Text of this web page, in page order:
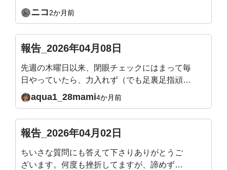
感覚がわかるようになってきて嬉しいです。来
月のテーマもすごく楽しみです！
ニコ2か月前
報告_2026年04月08日
先週の木曜日以来、閉眼チェックにはまって毎
日やっていたら、力入れず（でも足裏足指頑張
る）立てるようになりました。頭の位置は？ス
ウェイバックになってない？とか確認しなが
始めて、ライブレッスンの度にカラダの気づき
があり、体力もついてきて嬉しい限りです。明
日も楽しみです。どうぞよろしくお願いいたし
ます🙇
aqua1_28mami4か月前
報告_2026年04月02日
ちいさな質問にも答えて下さりありがとうご
ざいます。何度も挫折してますが、諦めず自